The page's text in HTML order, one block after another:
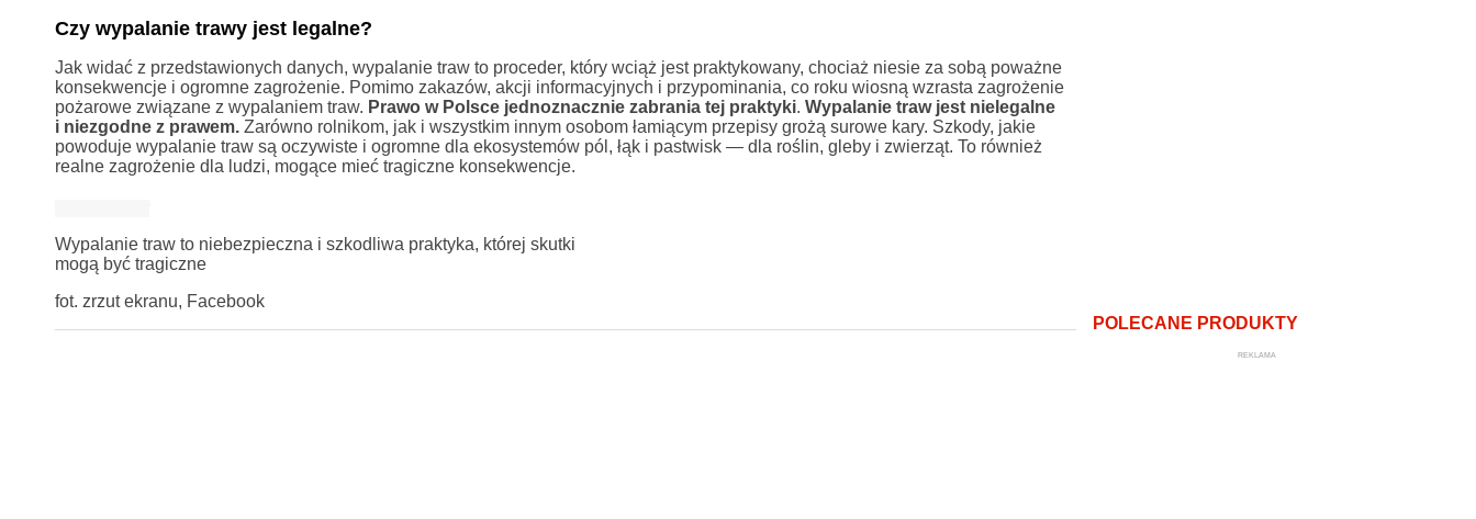
Czy wypalanie trawy jest legalne?
Jak widać z przedstawionych danych, wypalanie traw to proceder, który wciąż jest praktykowany, chociaż niesie za sobą poważne
konsekwencje i ogromne zagrożenie. Pomimo zakazów, akcji informacyjnych i przypominania, co roku wiosną wzrasta zagrożenie
pożarowe związane z wypalaniem traw. Prawo w Polsce jednoznacznie zabrania tej praktyki. Wypalanie traw jest nielegalne
i niezgodne z prawem.Zarówno rolnikom, jak i wszystkim innym osobom łamiącym przepisy grożą surowe kary. Szkody, jakie
powoduje wypalanie traw są oczywiste i ogromne dla ekosystemów pól, łąk i pastwisk — dla roślin, gleby i zwierząt. To również
realne zagrożenie dla ludzi, mogące mieć tragiczne konsekwencje.
Wypalanie traw to niebezpieczna i szkodliwa praktyka, której skutki
mogą być tragiczne
fot. zrzut ekranu, Facebook
POLECANE PRODUKTY
REKLAMA